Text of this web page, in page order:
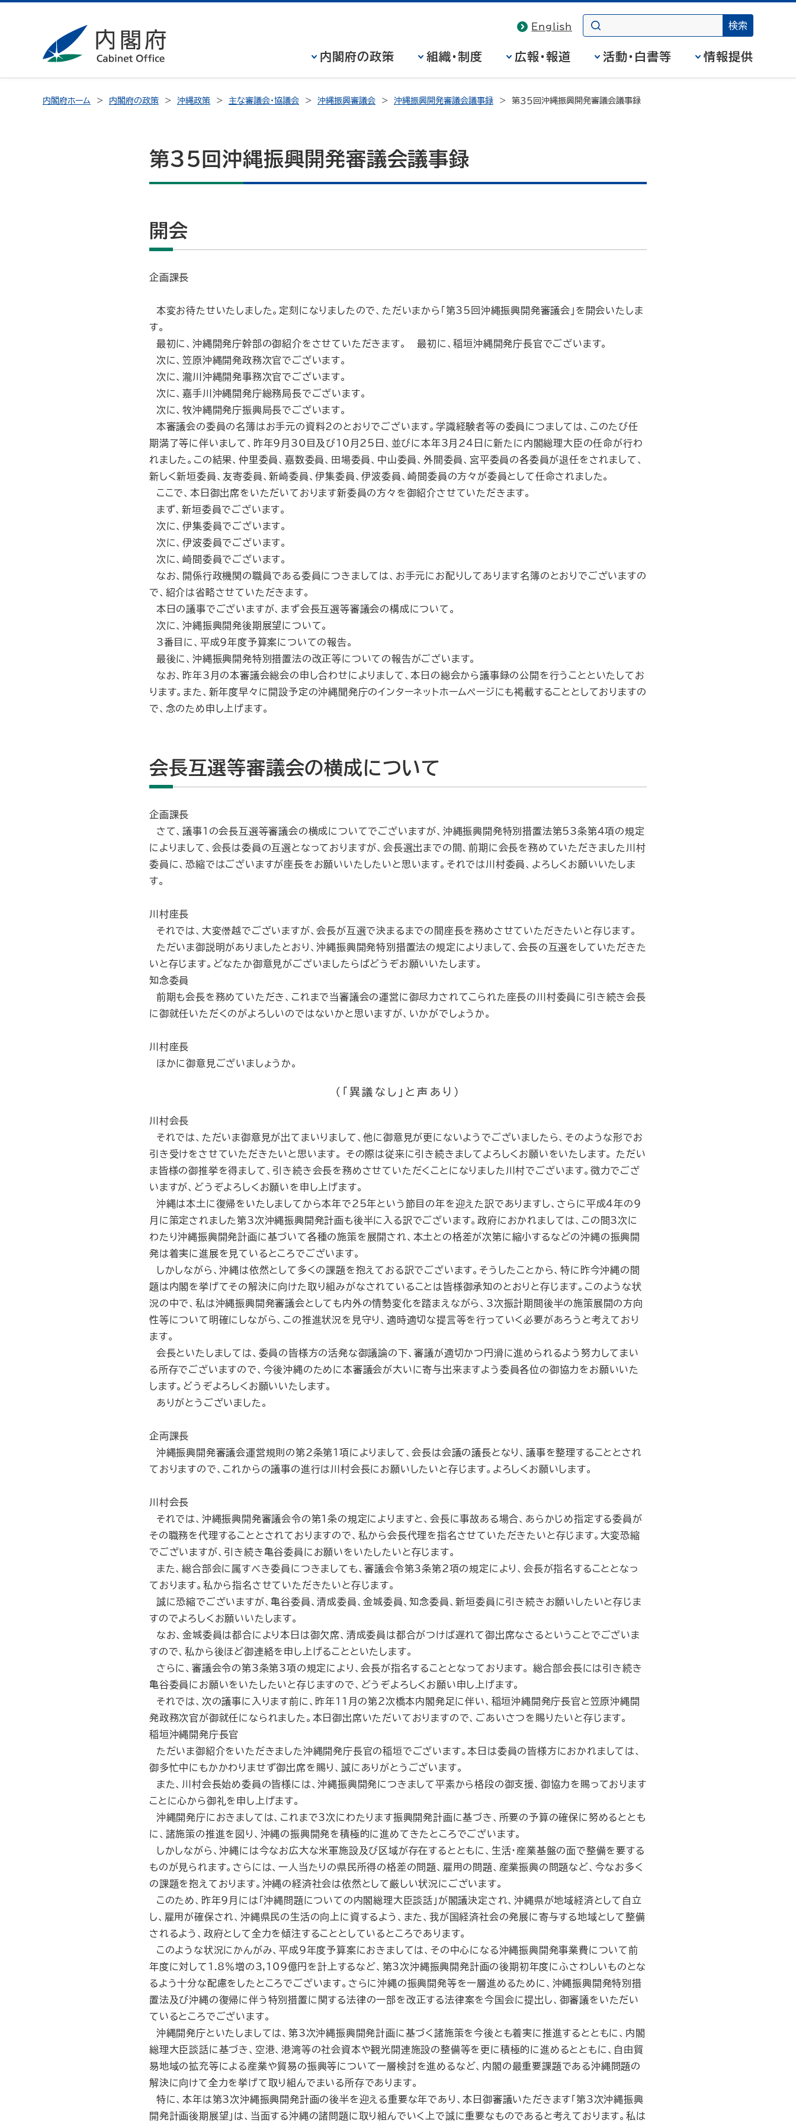
English
内閣府の政策 組織・制度 広報・報道 活動・白書等 情報提供
内閣府ホーム 内閣府の政策 沖縄政策 主な審議会・協議会 沖縄振興審議会 沖縄振興開発審議会議事録 第３５回沖縄振興開発審議会議事録
第３５回沖縄振興開発審議会議事録
開会
企画課長
本変お待たせいたしました。定刻になりましたので、ただいまから「第35回沖縄振興開発審議会」を開会いたしま
す。
最初に、沖縄開発庁幹部の御紹介をさせていただきます。 最初に、稲垣沖縄開発庁長官でございます。
次に、笠原沖縄開発政務次官でございます。
次に、瀧川沖縄開発事務次官でございます。
次に、嘉手川沖縄開発庁総務局長でございます。
次に、牧沖縄開発庁振興局長でございます。
本審議会の委員の名簿はお手元の資料2のとおりでございます。学識経験者等の委員につましては、このたび任
期満了等に伴いまして、昨年9月30目及び10月25日、並びに本年3月24日に新たに内閣総理大臣の任命が行わ
れました。この結果、仲里委員、嘉数委員、田場委員、中山委員、外間委員、宮平委員の各委員が退任をされまして、
新しく新垣委員、友寄委員、新崎委員、伊集委員、伊波委員、崎間委員の方々が委員として任命されました。
ここで、本日御出席をいただいております新委員の方々を御紹介させていただきます。
まず、新垣委員でございます。
次に、伊集委員でございます。
次に、伊波委員でございます。
次に、崎間委員でございます。
なお、開係行政機関の職員である委員につきましては、お手元にお配りしてあります名簿のとおりでございますの
で、紹介は省略させていただきます。
本日の議事でございますが、まず会長互選等審議会の構成について。
次に、沖縄振興開発後期展望について。
3番目に、平成9年度予算案についての報告。
最後に、沖縄振興開発特別措置法の改正等についての報告がございます。
なお、昨年3月の本審議会総会の申し合わせによりまして、本日の総会から議事録の公開を行うことといたしてお
ります。また、新年度早々に開設予定の沖縄聞発庁のインターネットホームページにも褐載することとしておりますの
で、念のため申し上げます。
会長互選等審議会の横成について
企画課長
さて、議事1の会長互選等審議会の横成についてでございますが、沖縄振興開発特別措置法第53条第4項の規定
によりまして、会長は委員の互選となっておりますが、会長選出までの間、前期に会長を務めていただきました川村
委員に、恐縮ではございますが座長をお願いいたしたいと思います。それでは川村委員、よろしくお願いいたしま
す。
川村座長
それでは、大変僭越でございますが、会長が互選で決まるまでの間座長を務めさせていただきたいと存じます。
ただいま御説明がありましたとおり、沖縄振興開発特別措置法の規定によりまして、会長の互選をしていただきた
いと存じます。どなたか御意見がございましたらばどうぞお願いいたします。
知念委員
前期も会長を務めていただき、これまで当審議会の運営に御尽力されてこられた座長の川村委員に引き続き会長
に御就任いただくのがよろしいのではないかと思いますが、いかがでしょうか。
川村座長
ほかに御意見ございましょうか。
（「異議なし」と声あり）
川村会長
それでは、ただいま御意見が出てまいりまして、他に御意見が更にないようでございましたら、そのような形でお
引き受けをさせていただきたいと思います。 その際は従来に引き続きましてよろしくお願いをいたします。 ただい
ま皆様の御推挙を得まして、引き続き会長を務めさせていただくことになりました川村でございます。徴力でござ
いますが、どうぞよろしくお願いを申し上げます。
沖縄は本土に復帰をいたしましてから本年で25年という節目の年を迎えた訳でありますし、さらに平成4年の9
月に策定されました第3次沖縄振興開発計画も後半に入る訳でございます。政府におかれましては、この間3次に
わたり沖縄振興開発計画に基づいて各種の施策を展開され、本土との格差が次第に縮小するなどの沖縄の振興開
発は着実に進展を見ているところでございます。
しかしながら、沖縄は依然として多くの課題を抱えておる訳でございます。そうしたことから、特に昨今沖縄の間
題は内閣を挙げてその解決に向けた取り組みがなされていることは皆様御承知のとおりと存じます。このような状
況の中で、私は沖縄振興開発審議会としても内外の情勢変化を踏まえながら、3次振計期間後半の施策展開の方向
性等について明確にしながら、この推進状況を見守り、適時適切な提言等を行っていく必要があろうと考えており
ます。
会長といたしましては、委員の皆様方の活発な御議論の下、審議が適切かつ円滑に進められるよう努力してまい
る所存でございますので、今後沖縄のために本審議会が大いに寄与出来ますよう委員各位の御協力をお願いいた
します。どうぞよろしくお願いいたします。
ありがとうございました。
企両課長
沖縄振興開発審議会運営規則の第2条第1項によりまして、会長は会議の議長となり、議事を整理することとされ
ておりますので、これからの議事の進行は川村会長にお願いしたいと存じます。よろしくお願いします。
川村会長
それでは、沖縄振興開発審議会令の第1条の規定によりますと、会長に事故ある場合、あらかじめ指定する委員が
その職務を代理することとされておりますので、私から会長代理を指名させていただきたいと存じます。大変恐縮
でございますが、引き続き亀谷委員にお願いをいたしたいと存じます。
また、総合部会に属すべき委員につきましても、審議会令第3条第2項の規定により、会長が指名することとなっ
ております。私から指名させていただきたいと存じます。
誠に恐縮でございますが、亀谷委員、清成委員、金城委員、知念委員、新垣委員に引き続きお願いしたいと存じま
すのでよろしくお願いいたします。
なお、金城委員は都合により本日は御欠席、清成委員は都合がつけば遅れて御出席なさるということでございま
すので、私から後ほど御連絡を申し上げることといたします。
さらに、審議会令の第3条第3項の規定により、会長が指名することとなっております。 総合部会長には引き続き
亀谷委員にお願いをいたしたいと存じますので、どうぞよろしくお願い申し上げます。
それでは、次の議事に入ります前に、昨年11月の第2次橋本内閣発足に伴い、稲垣沖縄開発庁長官と笠原沖縄開
発政務次官が御就任になられました。本日御出席いただいておりますので、ごあいさつを賜りたいと存じます。
稲垣沖縄開発庁長官
ただいま御紹介をいただきました沖縄開発庁長官の稲垣でございます。本日は委員の皆様方におかれましては、
御多忙中にもかかわりませず御出席を賜り、誠にありがとうございます。
また、川村会長始め委員の皆様には、沖縄振興開発につきまして平素から格段の御支援、御協力を賜っております
ことに心から御礼を申し上げます。
沖縄開発庁におきましては、これまで3次にわたります振興開発計画に基づき、所要の予算の確保に努めるととも
に、諸施策の推進を図り、沖縄の振興開発を積極的に進めてきたところでございます。
しかしながら、沖縄には今なお広大な米軍施設及び区域が存在するとともに、生活・産業基盤の面で整備を要する
ものが見られます。さらには、一人当たりの県民所得の格差の問題、雇用の問題、産業振興の問題など、今なお多く
の課題を抱えております。沖縄の経済社会は依然として厳しい状況にございます。
このため、昨年9月には「沖縄問題についての内閣総理大臣談話」が閣議決定され、沖縄県が地域経済として自立
し、雇用が確保され、沖縄県民の生活の向上に資するよう、また、我が国経済社会の発展に寄与する地域として整備
されるよう、政府として全力を傾注することとしているところであります。
このような状況にかんがみ、平成9年度予算案におきましては、その中心になる沖縄振興開発事業費について前
年度に対して1.8％増の3,109億円を計上するなど、第3次沖縄振興開発計画の後期初年度にふさわしいものとな
るよう十分な配慮をしたところでございます。さらに沖縄の振興開発等を一層進めるために、沖縄振興開発特別措
置法及び沖縄の復帰に伴う特別措置に関する法律の一部を改正する法律案を今国会に提出し、御審議をいただい
ているところでございます。
沖縄開発庁といたしましては、第3次沖縄振興開発計画に基づく諸施策を今後とも着実に推進するとともに、内閣
総理大臣談話に基づき、空港、港湾等の社会資本や観光開連施設の整備等を更に積極的に進めるとともに、自由貿
易地域の拡充等による産業や貿易の振興等について一層検討を進めるなど、内閣の最重要課題である沖縄問題の
解決に向けて全力を挙げて取り組んでまいる所存であります。
特に、本年は第3次沖縄振興開発計画の後半を迎える重要な年であり、本日御審議いただきます「第3次沖縄振興
開発計画後期展望」は、当面する沖縄の諸問題に取り組んでいく上で誠に重要なものであると考えております。私は